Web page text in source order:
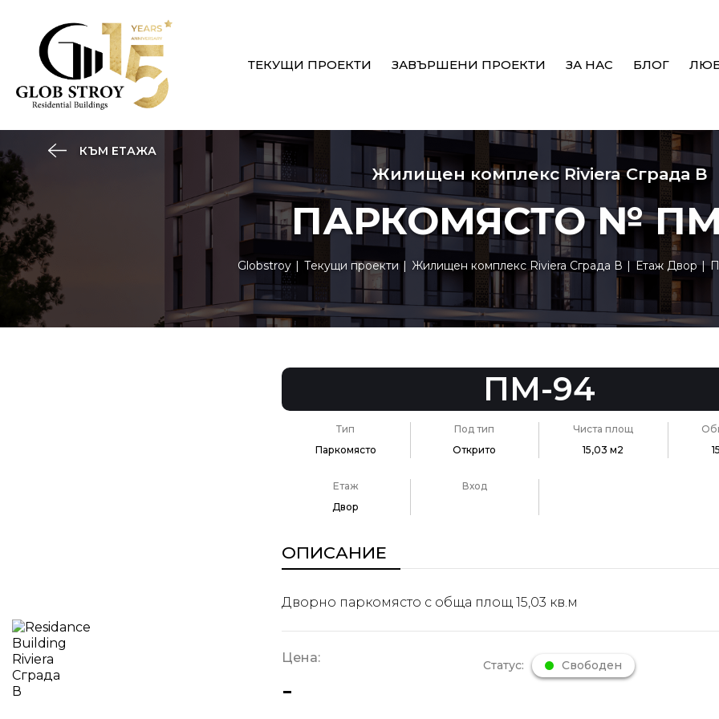
ТЕКУЩИ ПРОЕКТИ ЗАВЪРШЕНИ ПРОЕКТИ ЗА НАС БЛОГ
КЪМ ЕТАЖА
Жилищен комплекс Riviera Сграда В
ПАРКОМЯСТО №
Globstroy Текущи проекти Жилищен комплекс Riviera Сграда В Етаж Двор
ПМ-94
Тип
Паркомясто
Под тип
Открито
Чиста площ
15,03 м2
Етаж
Двор
Вход
ОПИСАНИЕ
Дворно паркомясто с обща площ 15,03 кв.м
Цена:
-
Статус: Свободен